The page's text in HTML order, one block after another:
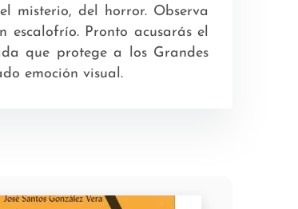
misterio, del horror. Observa
Pronto acusarás el
que protege a los Grandes
emoción visual.